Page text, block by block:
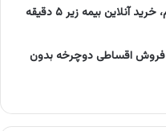
آنلاین بیمه زیر ۵ دقیقه
فروش اقساطی دوچرخه بدون